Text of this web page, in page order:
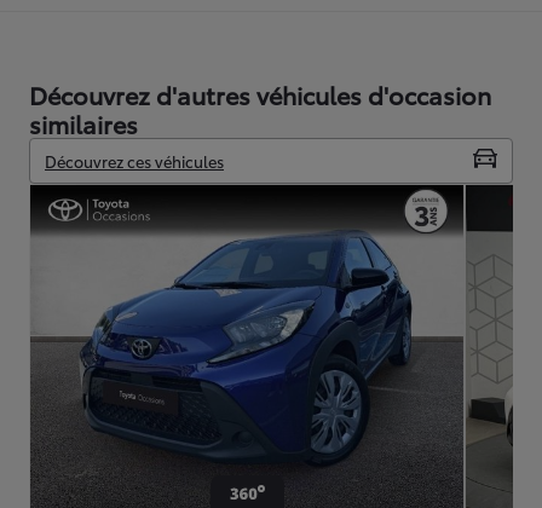
Découvrez d'autres véhicules d'occasion
similaires
Découvrez ces véhicules